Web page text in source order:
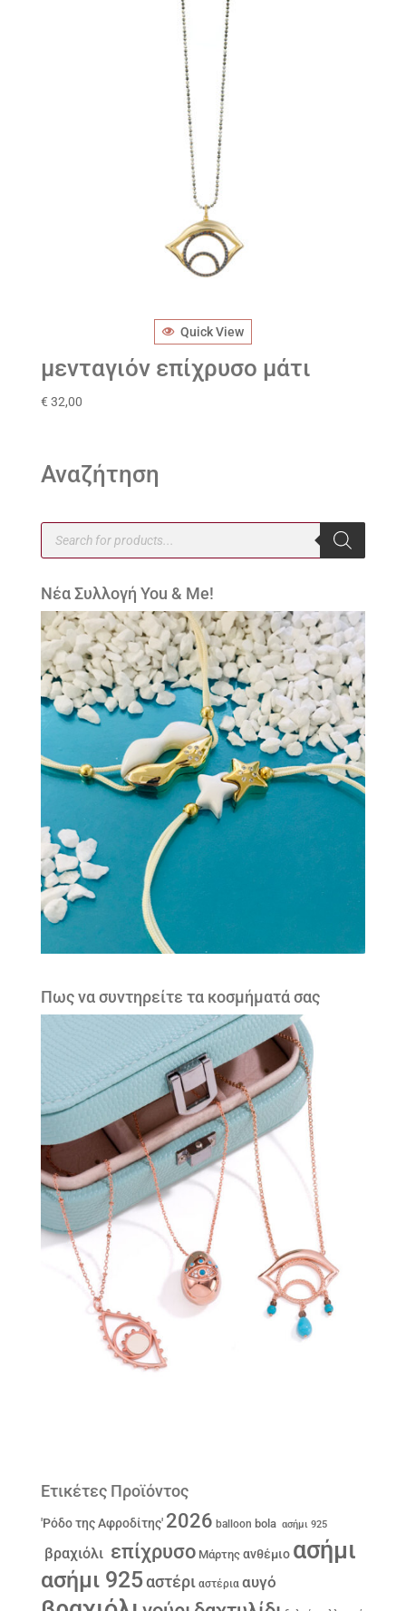
Quick View
μενταγιόν επίχρυσο μάτι
€ 32,00
Αναζήτηση
Products
search
Νέα Συλλογή You & Me!
Πως να συντηρείτε τα κοσμήματά σας
Ετικέτες Προϊόντος
'Ρόδο της Αφροδίτης' 2026 balloon bola ασήμι 925
βραχιόλι επίχρυσο Μάρτης ανθέμιο ασήμι
ασήμι 925αστέρι αστέρια αυγό